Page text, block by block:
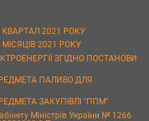
2021 РОКУ
2021 РОКУ
ЗГІДНО ПОСТАНОВИ
ПАЛИВО ДЛЯ
ЗАКУПІВЛІ "ППМ"
Міністрів України № 1266